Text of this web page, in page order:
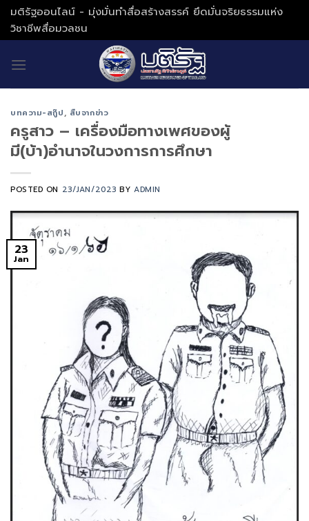
Skip
to
content
มติรัฐออนไลน์ - มุ่งมั่นทำสื่อสร้างสรรค์ ยึดมั่นจริยธรรมแห่ง
วิชาชีพสื่อมวลชน
บทความ-สกู๊ป, สืบจากข่าว
ครูสาว – เครื่องมือทางเพศของผู้
มี(บ้า)อำนาจในวงการการศึกษา
POSTED ON 23/JAN/2023 BYADMIN
23
Jan